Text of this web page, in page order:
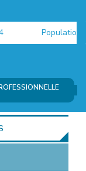
Population